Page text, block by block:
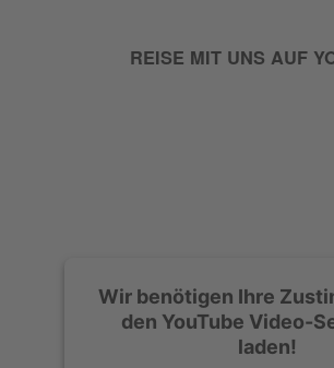
REISE MIT UNS AUF
Wir benötigen Ihre
den YouTube Video-
laden!